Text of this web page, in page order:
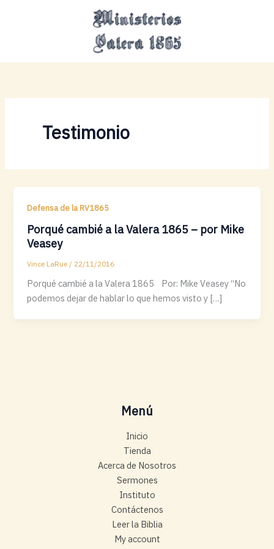
Testimonio
Defensa de la RV1865
Porqué cambié a la Valera 1865 – por Mike
Veasey
Vince LaRue / 22/11/2016
Porqué cambié a la Valera 1865 Por: Mike Veasey “No
podemos dejar de hablar lo que hemos visto y […]
Menú
Inicio
Tienda
Acerca de Nosotros
Sermones
Instituto
Contáctenos
Leer la Biblia
My account